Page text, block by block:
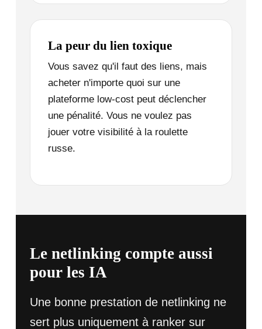
La peur du lien toxique
Vous savez qu'il faut des liens, mais
acheter n'importe quoi sur une
plateforme low-cost peut déclencher
une pénalité. Vous ne voulez pas
jouer votre visibilité à la roulette
russe.
Le netlinking compte aussi
pour les IA
Une bonne prestation de netlinking ne
sert plus uniquement à ranker sur